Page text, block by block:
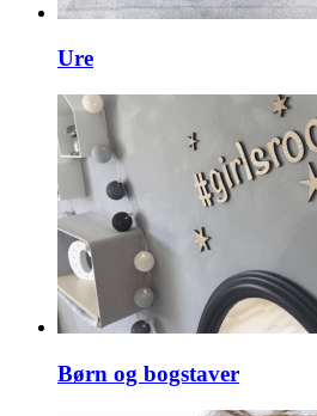
Ure
Børn og bogstaver